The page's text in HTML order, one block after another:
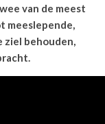
van de meest
meeslepende,
ziel behouden,